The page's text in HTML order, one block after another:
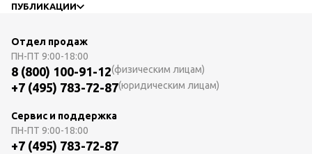
ПУБЛИКАЦИИ
Отдел продаж
ПН-ПТ 9:00-18:00
8 (800) 100-91-12(физическим лицам)
+7 (495) 783-72-87(юридическим лицам)
Сервис и поддержка
ПН-ПТ 9:00-18:00
+7 (495) 783-72-87